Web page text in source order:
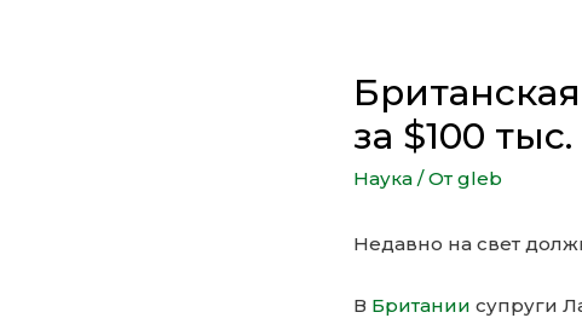
за $100 тыс.
Наука / От gleb
Недавно на свет
В Британии супруги